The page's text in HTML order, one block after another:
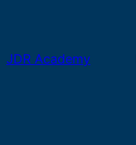
JDR Academy